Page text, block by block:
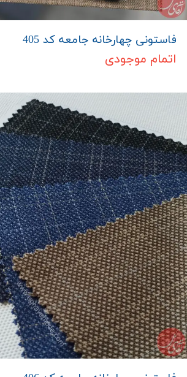
فاستونی چهارخانه جامعه کد 405
اتمام موجودی